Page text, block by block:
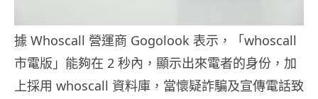
據 Whoscall 營運商 Gogolook 表示，「whoscall
市電版」能夠在 2 秒內，顯示出來電者的身份，加
上採用 whoscall 資料庫，當懷疑詐騙及宣傳電話致